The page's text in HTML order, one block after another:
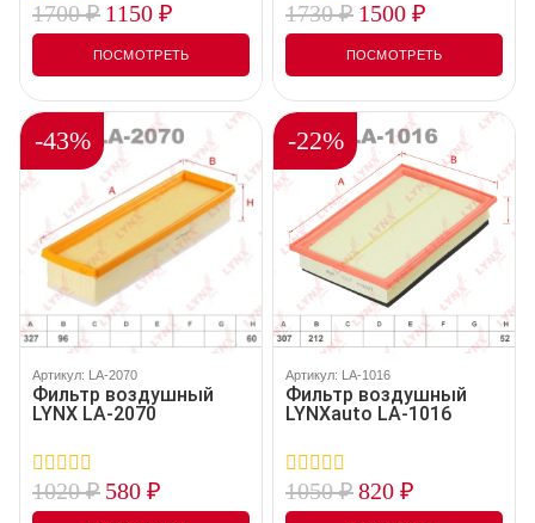
0
out
5
1700₽ 1150 ₽
ПОСМОТРЕТЬ
0
out
5
1730₽ 1500 ₽
ПОСМОТРЕТЬ
-43%
Артикул: LA-2070
Фильтр воздушный
LYNX LA-2070
0
out
1020₽ 580 ₽
-22%
Артикул: LA-1016
Фильтр воздушный
LYNXauto LA-1016
0
out
1050₽820 ₽